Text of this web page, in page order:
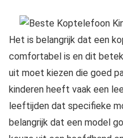
Het is belangrijk dat een
comfortabel is en dit
uit moet kiezen die goed
kinderen heeft vaak een
leeftijden dat specifieke
belangrijk dat een model